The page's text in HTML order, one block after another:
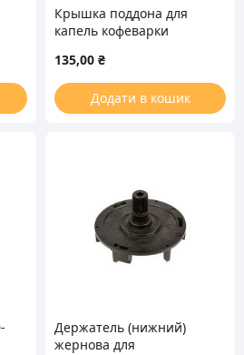
Крышка поддона для
капель кофеварки
135,00 ₴
Додати в кошик
Держатель (нижний)
жернова для